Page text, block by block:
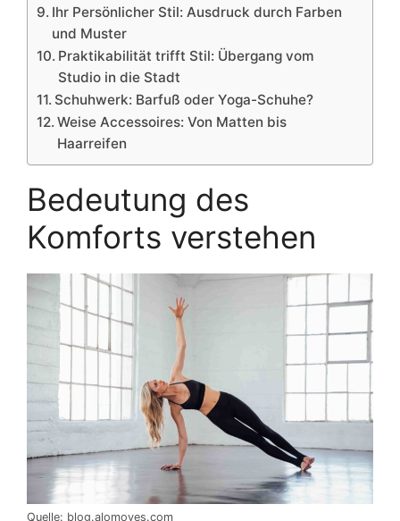
Ihr Persönlicher Stil: Ausdruck durch Farben
und Muster
Praktikabilität trifft Stil: Übergang vom
Studio in die Stadt
Schuhwerk: Barfuß oder Yoga-Schuhe?
Weise Accessoires: Von Matten bis
Haarreifen
Bedeutung des
Komforts verstehen
Quelle: blog.alomoves.com